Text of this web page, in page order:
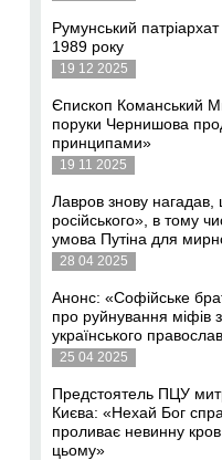
Румунський
1989 року
19 12 2025
Єпископ Команський
поруки Чернишова
принципами»
19 11 2025
Лавров знову нагадав,
російського», в тому
умова Путіна для
28 04 2025
Анонс: «Софійське
про руйнування міфів
українського
25 04 2025
Предстоятель ПЦУ
Києва: «Нехай Бог
проливає невинну кров
цьому»